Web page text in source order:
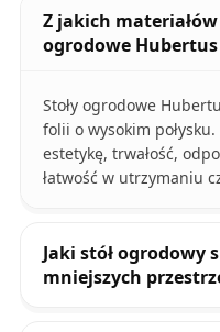
Z jakich
ogrodowe
Stoły ogrodowe
folii o wysokim
estetykę, trwałość,
łatwość w utrzymaniu
Jaki stół ogrodowy
mniejszych